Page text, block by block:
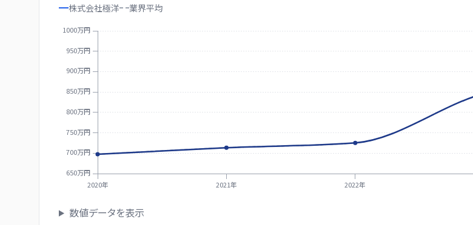
株式会社極洋
業界平均
650万円
700万円
750万円
800万円
850万円
900万円
950万円
1000万円
2020年 2021年 2022年
数値データを表示